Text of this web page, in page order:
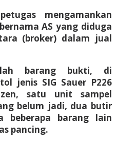
mengamankan
AS yang diduga
(broker) dalam jual
barang bukti, di
jenis SIG Sauer P226
satu unit sampel
belum jadi, dua butir
beberapa barang lain
pancing.